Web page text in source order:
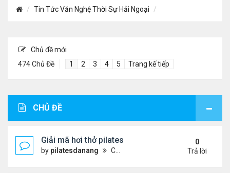
Tin Tức Văn Nghệ Thời Sự Hải Ngoại
Chủ đề mới
474 Chủ Đề
1 2 3 4 5 Trang kế tiếp
CHỦ ĐỀ
Giải mã hơi thở pilates: Chìa khóa vàng cho sức
by pilatesdanang Chủ nhật Tháng 7 27, 2025 12:57 pm
0
Trả lời